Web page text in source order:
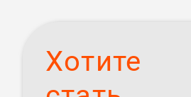
Хотите